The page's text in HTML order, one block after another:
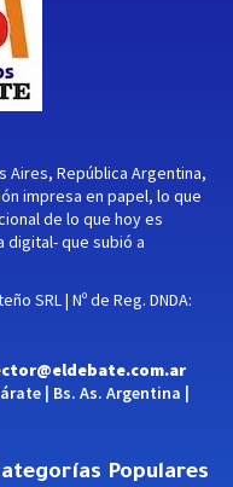
Aires, República Argentina,
impresa en papel, lo que
de lo que hoy es
digital- que subió a
SRL | Nº de Reg. DNDA:
| Bs. As. Argentina |
Populares